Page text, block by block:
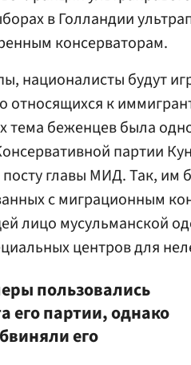
в Голландии
консерваторам.
националисты будут
относящихся к
тема беженцев была
партии
главы МИД. Так, им
с миграционным
лицо мусульманской
центров для
пользовались
его партии, однако
его